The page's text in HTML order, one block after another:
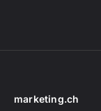
marketing.ch